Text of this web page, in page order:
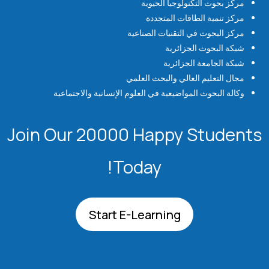
مركز بحوث التكنولوجيا الحيوية
مركز تنمية الطاقات المتجددة
مركز البحوث في التقنيات الصناعية
شبكة البحوث الجزائرية
شبكة الجامعة الجزائرية
مجال التعليم العالي والبحث العلمي
وكالة البحوث المواضيعية في العلوم الإنسانية والاجتماعية
Join Our 20000 Happy Students​
Today!
Start E-Learning